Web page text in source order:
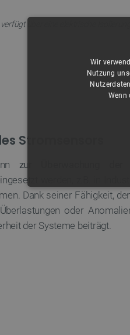
über eine elektrische Isolierung
Stromsensors
zur Überwachung der
werden, z.B. in
Dank seiner Fähigkeit,
oder
der Systeme beiträgt.
Wir
Nutzung
Wenn